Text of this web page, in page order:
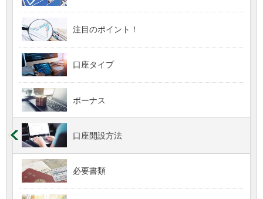
注目のポイント！
口座タイプ
ボーナス
口座開設方法
必要書類